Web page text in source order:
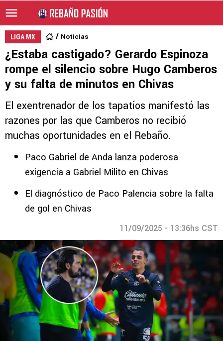
LIGA MX Noticias
¿Estaba castigado? Gerardo Espinoza
rompe el silencio sobre Hugo Camberos
y su falta de minutos en Chivas
El exentrenador de los tapatíos manifestó las
razones por las que Camberos no recibió
muchas oportunidades en el Rebaño.
Paco Gabriel de Anda lanza poderosa
exigencia a Gabriel Milito en Chivas
El diagnóstico de Paco Palencia sobre la falta
de gol en Chivas
11/09/2025 - 13:36hs CST